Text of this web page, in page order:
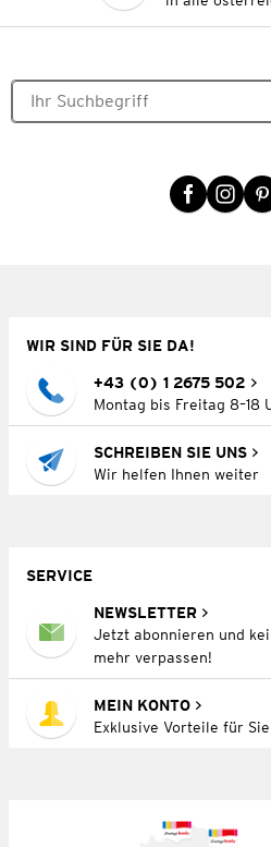
WIR SIND FÜR SIE DA!
+43 (0) 1 2675 502
Montag bis Freitag 8–18
SCHREIBEN SIE UNS
Wir helfen Ihnen weiter
SERVICE
NEWSLETTER
Jetzt abonnieren und
mehr verpassen!
MEIN KONTO
Exklusive Vorteile für Sie